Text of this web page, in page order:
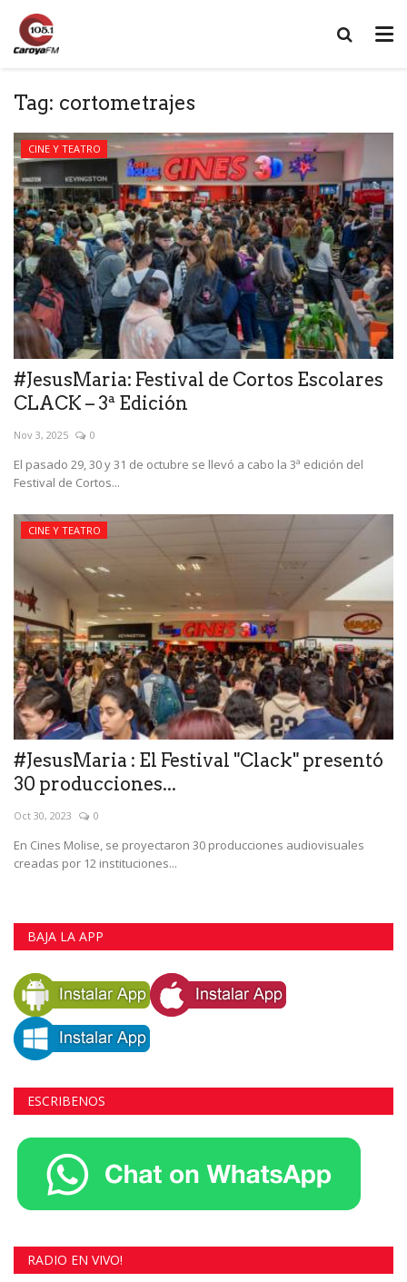
Tag: cortometrajes
CINE Y TEATRO
#JesusMaria: Festival de Cortos Escolares
CLACK – 3ª Edición
Nov 3, 2025 0
El pasado 29, 30 y 31 de octubre se llevó a cabo la 3ª edición del
Festival de Cortos...
CINE Y TEATRO
#JesusMaria : El Festival "Clack" presentó
30 producciones...
Oct 30, 2023 0
En Cines Molise, se proyectaron 30 producciones audiovisuales
creadas por 12 instituciones...
BAJA LA APP
ESCRIBENOS
RADIO EN VIVO!